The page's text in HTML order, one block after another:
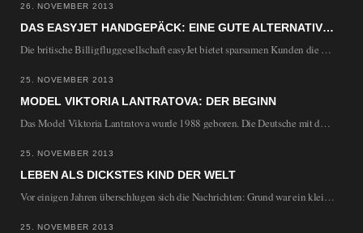
26. NOVEMBER 2013
DAS EASYJET HANDGEPÄCK: EINE GUTE ALTERNATIVE?
Die britische Billigfluggesellschaft easyJet bietet sparsamen Kunden die Möglichkeit, kostenlos ein Handgepäckstück mitzunehmen, sofern die…
25. NOVEMBER 2013
MODEL VIKTORIA LANTRATOVA: DER BEGINN
Das Model Viktoria Lantratova wurde 1988 geboren. Die Deutsche mit den russischen Wurzeln stammt ursprünglich…
25. NOVEMBER 2013
LEBEN ALS DICKSTES KIND DER WELT
Vor einigen Jahren überschlugen sich die Nachrichten: Grund war ein kleines Mädchen, das in den…
25. NOVEMBER 2013